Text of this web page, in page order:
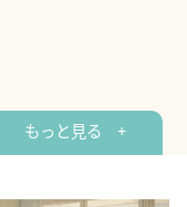
もっと見る +